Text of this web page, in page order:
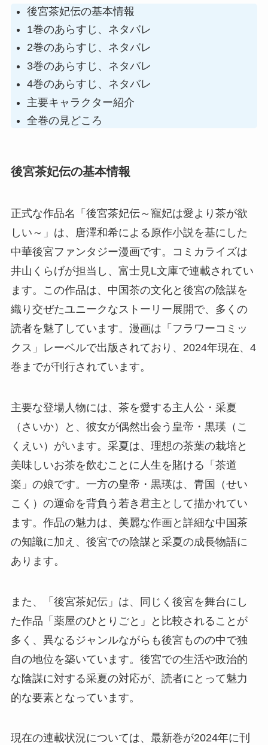
後宮茶妃伝の基本情報
1巻のあらすじ、ネタバレ
2巻のあらすじ、ネタバレ
3巻のあらすじ、ネタバレ
4巻のあらすじ、ネタバレ
主要キャラクター紹介
全巻の見どころ
後宮茶妃伝の基本情報
正式な作品名「後宮茶妃伝～寵妃は愛より茶が欲
しい～」は、唐澤和希による原作小説を基にした
中華後宮ファンタジー漫画です。コミカライズは
井山くらげが担当し、富士見L文庫で連載されてい
ます。この作品は、中国茶の文化と後宮の陰謀を
織り交ぜたユニークなストーリー展開で、多くの
読者を魅了しています。漫画は「フラワーコミッ
クス」レーベルで出版されており、2024年現在、4
巻までが刊行されています。
主要な登場人物には、茶を愛する主人公・采夏
（さいか）と、彼女が偶然出会う皇帝・黒瑛（こ
くえい）がいます。采夏は、理想の茶葉の栽培と
美味しいお茶を飲むことに人生を賭ける「茶道
楽」の娘です。一方の皇帝・黒瑛は、青国（せい
こく）の運命を背負う若き君主として描かれてい
ます。作品の魅力は、美麗な作画と詳細な中国茶
の知識に加え、後宮での陰謀と采夏の成長物語に
あります。
また、「後宮茶妃伝」は、同じく後宮を舞台にし
た作品「薬屋のひとりごと」と比較されることが
多く、異なるジャンルながらも後宮ものの中で独
自の地位を築いています。後宮での生活や政治的
な陰謀に対する采夏の対応が、読者にとって魅力
的な要素となっています。
現在の連載状況については、最新巻が2024年に刊